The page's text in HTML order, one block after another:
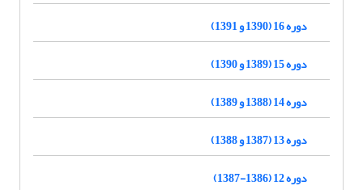
دوره 16 (1390 و 1391)
دوره 15 (1389 و 1390)
دوره 14 (1388 و 1389)
دوره 13 (1387 و 1388)
دوره 12 (1386-1387)